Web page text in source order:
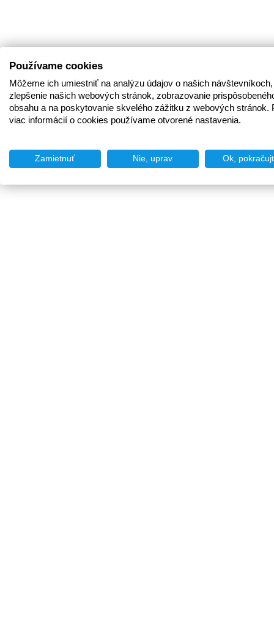
Používame cookies
Môžeme ich umiestniť na analýzu údajov o našich
zlepšenie našich webových stránok, zobrazovanie
obsahu a na poskytovanie skvelého zážitku z webových stránok.
viac informácií o cookies používame otvorené nastavenia.
Zamietnuť Nie, uprav Ok,